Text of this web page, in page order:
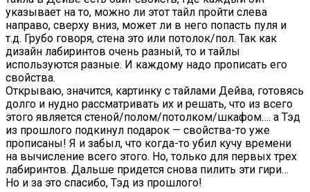
указывает на то, можно ли этот тайл пройти слева
направо, сверху вниз, может ли в него попасть пуля и
т.д. Грубо говоря, стена это или потолок/пол. Так как
дизайн лабиринтов очень разный, то и тайлы
используются разные. И каждому надо прописать его
свойства.
Открываю, значится, картинку с тайлами Дейва, готовясь
долго и нудно рассматривать их и решать, что из всего
этого является стеной/полом/потолком/шкафом…. а Тэд
из прошлого подкинул подарок — свойства-то уже
прописаны! Я и забыл, что когда-то убил кучу времени
на вычисление всего этого. Но, только для первых трех
лабиринтов. Дальше придется снова пилить эти гири…
Но и за это спасибо, Тэд из прошлого!